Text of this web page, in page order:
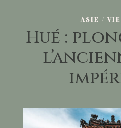
ASIE /
Hué :